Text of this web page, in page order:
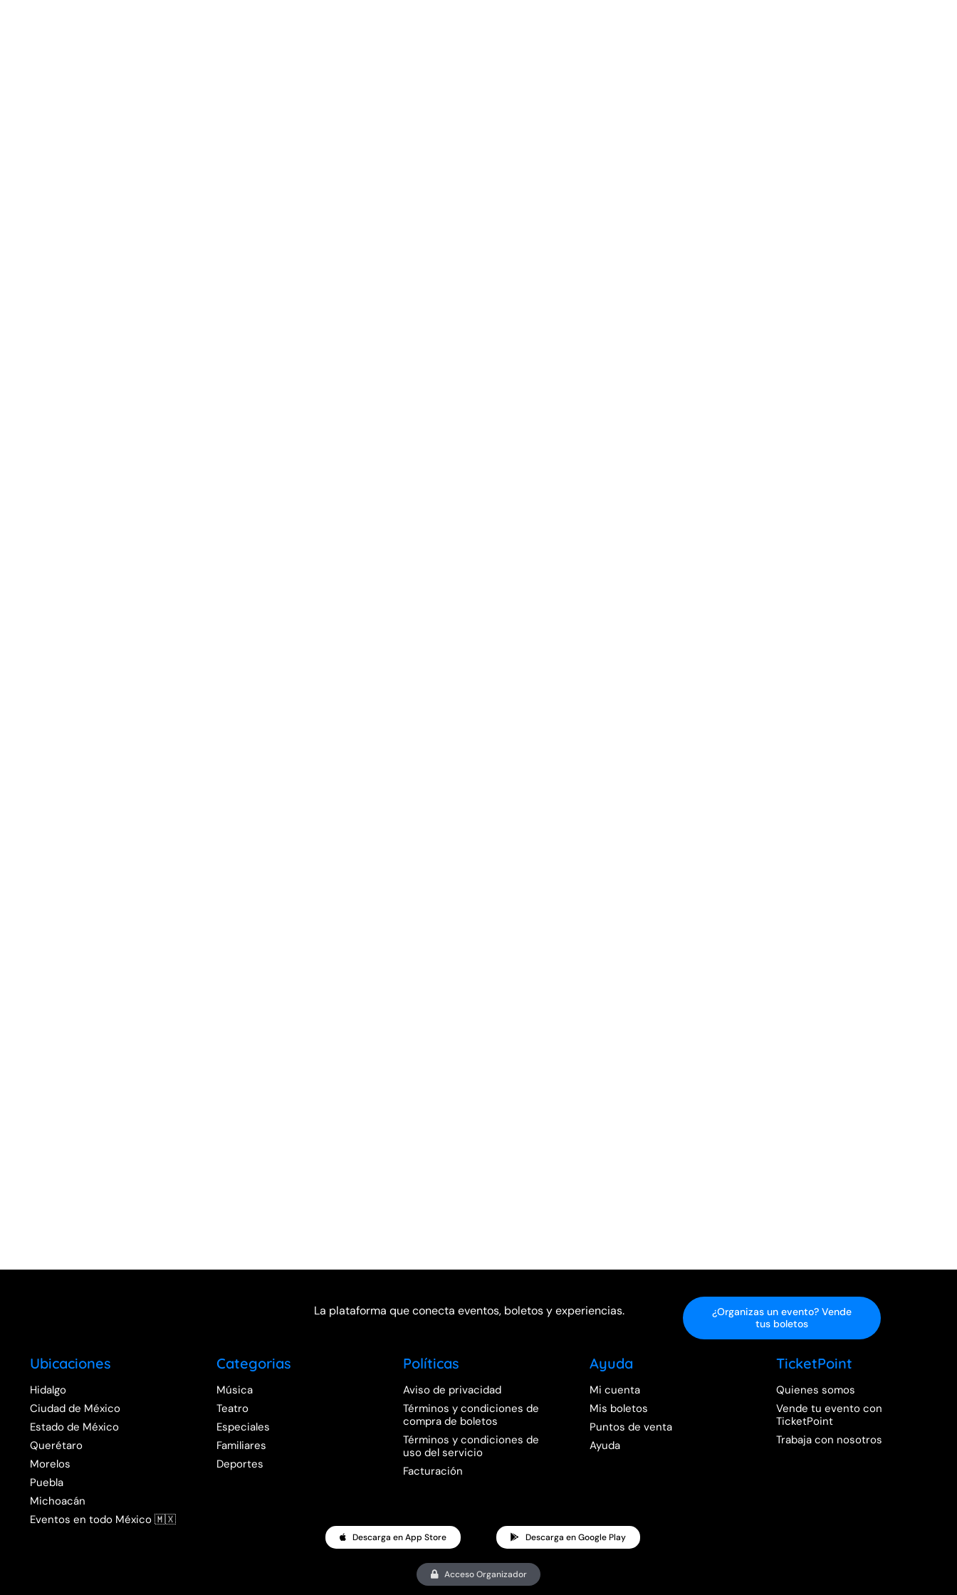
La plataforma que conecta eventos, boletos y experiencias.
¿Organizas un evento? Vende
tus boletos
Ubicaciones
Hidalgo
Ciudad de México
Estado de México
Querétaro
Morelos
Puebla
Michoacán
Eventos en todo México 🇲🇽
Categorias
Música
Teatro
Especiales
Familiares
Deportes
Políticas
Aviso de privacidad
Términos y condiciones de
compra de boletos
Términos y condiciones de
uso del servicio
Facturación
Ayuda
Mi cuenta
Mis boletos
Puntos de venta
Ayuda
TicketPoint
Quienes somos
Vende tu evento con
TicketPoint
Trabaja con nosotros
Descarga en App Store Descarga en Google Play
Acceso Organizador